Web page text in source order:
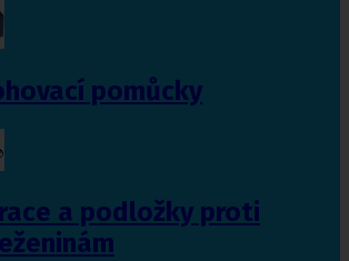
pomůcky
a podložky proti